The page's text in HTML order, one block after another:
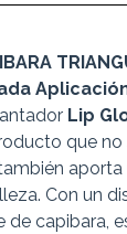
Lip
que
Con un
de capibara,